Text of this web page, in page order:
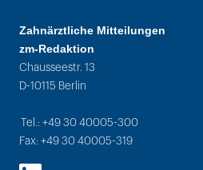
Zahnärztliche Mitteilungen
zm-Redaktion
Chausseestr. 13
D-10115 Berlin
Tel.: +49 30 40005-300
Fax: +49 30 40005-319